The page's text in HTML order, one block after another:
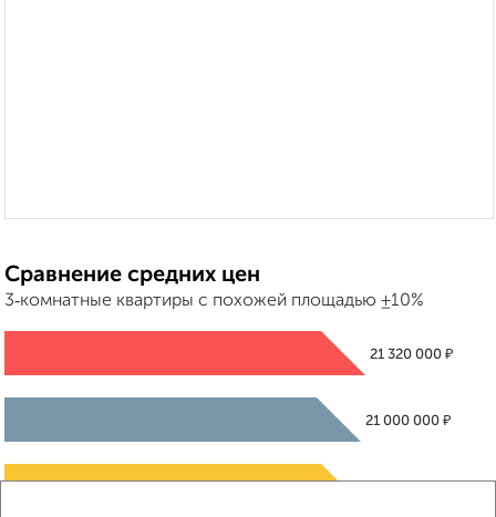
Сравнение средних цен
3‑комнатные квартиры с похожей площадью ±10%
21 320 000 ₽
21 000 000 ₽
₽